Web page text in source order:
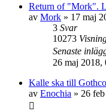
Return of "Mork".
av Mork » 17 maj
3 Svar
10273
Senaste
26 maj 2018,
Kalle ska till
av Enochia » 26